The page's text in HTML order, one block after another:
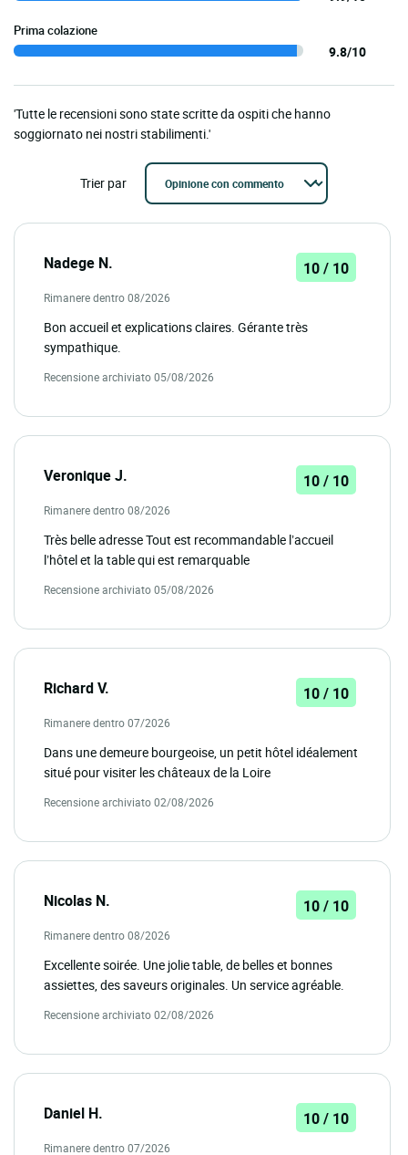
Prima colazione
9.8/10
'Tutte le recensioni sono state scritte da ospiti che hanno
soggiornato nei nostri stabilimenti.'
Trier par
Nadege N. 10 / 10
Rimanere dentro 08/2026
Bon accueil et explications claires. Gérante très
sympathique.
Recensione archiviato 05/08/2026
Veronique J. 10 / 10
Rimanere dentro 08/2026
Très belle adresse Tout est recommandable l’accueil
l’hôtel et la table qui est remarquable
Recensione archiviato 05/08/2026
Richard V. 10 / 10
Rimanere dentro 07/2026
Dans une demeure bourgeoise, un petit hôtel idéalement
situé pour visiter les châteaux de la Loire
Recensione archiviato 02/08/2026
Nicolas N. 10 / 10
Rimanere dentro 08/2026
Excellente soirée. Une jolie table, de belles et bonnes
assiettes, des saveurs originales. Un service agréable.
Recensione archiviato 02/08/2026
Daniel H. 10 / 10
Rimanere dentro 07/2026